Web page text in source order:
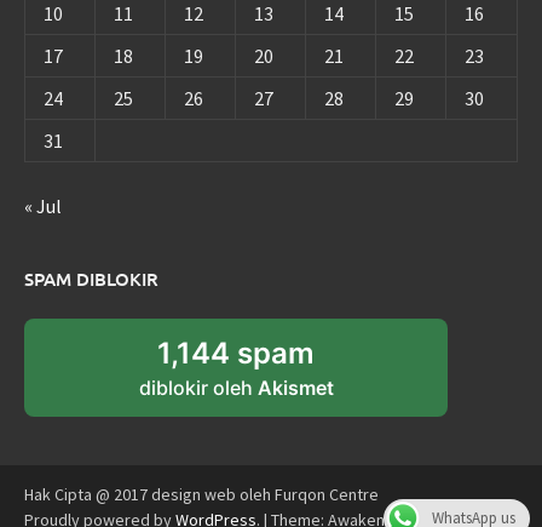
10
11 12 13 14 15
16
17
18 19 20 21 22
23
24
25 26 27 28 29
30
31
« Jul
SPAM DIBLOKIR
1,144 spam
diblokir oleh Akismet
Hak Cipta @ 2017 design web oleh Furqon Centre
Proudly powered byWordPress. | Theme: Awaken byThemezHut.
WhatsApp us